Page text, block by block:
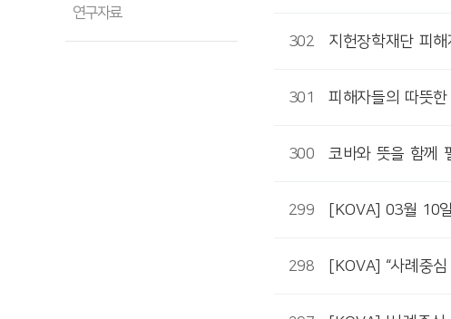
연구자료
302 지헌장학재단 피
301 피해자들의 따뜻
300 코바와 뜻을 함께
299 [KOVA] 03월 10
298 [KOVA] “사례중